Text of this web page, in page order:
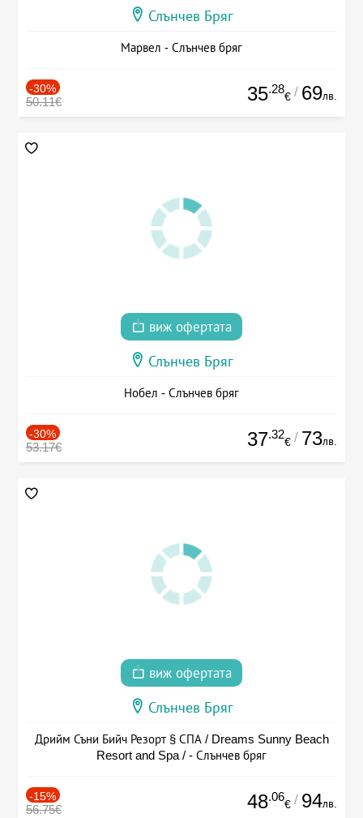
Слънчев Бряг
Марвел - Слънчев бряг
-30%
50.11€ 35.28
€ / 69лв.
виж офертата
Слънчев Бряг
Нобел - Слънчев бряг
-30%
53.17€ 37.32
€ / 73лв.
виж офертата
Слънчев Бряг
Дрийм Съни Бийч Резорт § СПА / Dreams Sunny Beach
Resort and Spa / - Слънчев бряг
-15%
56.75€ 48.06
€ / 94лв.